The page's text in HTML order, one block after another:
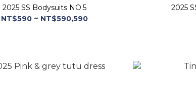
2025 SS Bodysuits NO.5
NT$590 ~ NT$590,590
2025